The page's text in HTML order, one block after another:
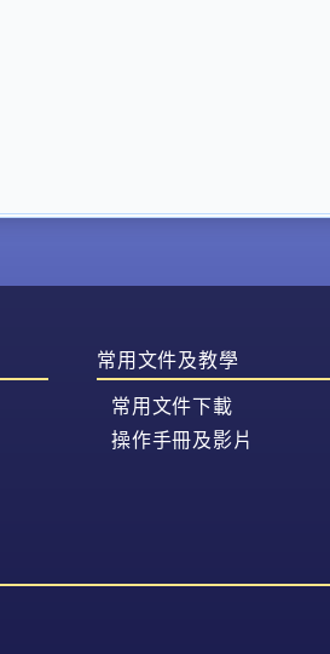
常用文件及教學
常用文件下載
操作手冊及影片